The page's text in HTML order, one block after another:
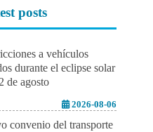
posts
a vehículos
durante el eclipse solar
de agosto
2026-08-06
convenio del transporte